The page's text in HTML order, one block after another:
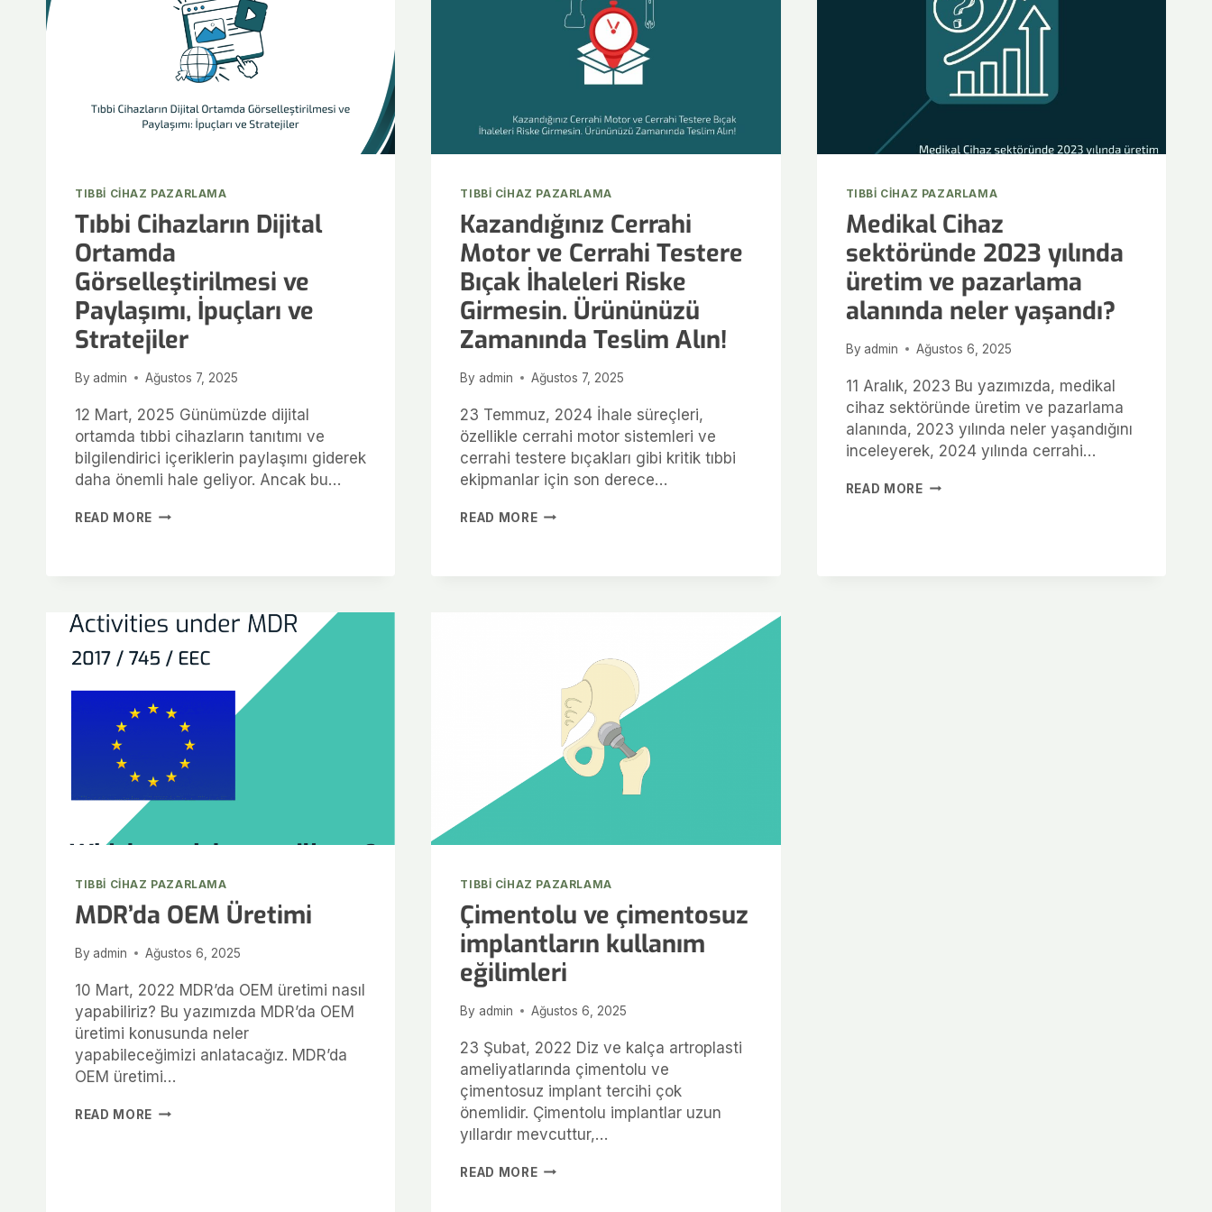
TIBBI CIHAZ PAZARLAMA
Tıbbi Cihazların Dijital
Ortamda
Görselleştirilmesi ve
Paylaşımı, İpuçları ve
Stratejiler
By admin Ağustos 7, 2025
12 Mart, 2025 Günümüzde dijital
ortamda tıbbi cihazların tanıtımı ve
bilgilendirici içeriklerin paylaşımı giderek
daha önemli hale geliyor. Ancak bu…
READ MORE
TIBBI CIHAZ PAZARLAMA
Kazandığınız Cerrahi
Motor ve Cerrahi Testere
Bıçak İhaleleri Riske
Girmesin. Ürününüzü
Zamanında Teslim Alın!
By admin Ağustos 7, 2025
23 Temmuz, 2024 İhale süreçleri,
özellikle cerrahi motor sistemleri ve
cerrahi testere bıçakları gibi kritik tıbbi
ekipmanlar için son derece…
READ MORE
TIBBI CIHAZ PAZARLAMA
Medikal Cihaz
sektöründe 2023 yılında
üretim ve pazarlama
alanında neler yaşandı?
By admin Ağustos 6, 2025
11 Aralık, 2023 Bu yazımızda, medikal
cihaz sektöründe üretim ve pazarlama
alanında, 2023 yılında neler yaşandığını
inceleyerek, 2024 yılında cerrahi…
READ MORE
TIBBI CIHAZ PAZARLAMA
MDR’da OEM Üretimi
By admin Ağustos 6, 2025
10 Mart, 2022 MDR’da OEM üretimi nasıl
yapabiliriz? Bu yazımızda MDR’da OEM
üretimi konusunda neler
yapabileceğimizi anlatacağız. MDR’da
OEM üretimi…
READ MORE
TIBBI CIHAZ PAZARLAMA
Çimentolu ve çimentosuz
implantların kullanım
eğilimleri
By admin Ağustos 6, 2025
23 Şubat, 2022 Diz ve kalça artroplasti
ameliyatlarında çimentolu ve
çimentosuz implant tercihi çok
önemlidir. Çimentolu implantlar uzun
yıllardır mevcuttur,…
READ MORE